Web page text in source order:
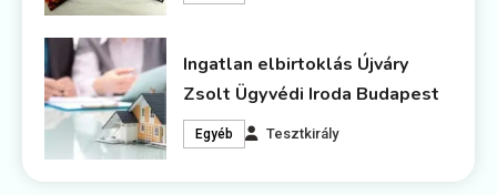
Ingatlan elbirtoklás Újváry
Zsolt Ügyvédi Iroda Budapest
Egyéb Tesztkirály